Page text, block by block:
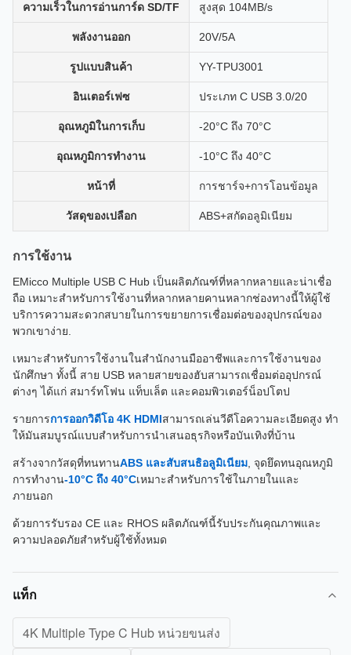
ความเร็วในการอ่านการ์ด SD/TF สูงสุด 104MB/s
พลังงานออก 20V/5A
รูปแบบสินค้า YY-TPU3001
อินเตอร์เฟซ ประเภท C USB 3.0/20
อุณหภูมิในการเก็บ -20°C ถึง 70°C
อุณหภูมิการทํางาน -10°C ถึง 40°C
หน้าที่ การชาร์จ+การโอนข้อมูล
วัสดุของเปลือก ABS+สกัดอลูมิเนียม
การใช้งาน
EMicco Multiple USB C Hub เป็นผลิตภัณฑ์ที่หลากหลายและน่าเชื่อ
ถือ เหมาะสําหรับการใช้งานที่หลากหลายคานหลากช่องทางนี้ให้ผู้ใช้
บริการความสะดวกสบายในการขยายการเชื่อมต่อของอุปกรณ์ของ
พวกเขาง่าย.
เหมาะสําหรับการใช้งานในสํานักงานมืออาชีพและการใช้งานของ
นักศึกษา ทั้งนี้ สาย USB หลายสายของฮับสามารถเชื่อมต่ออุปกรณ์
ต่างๆ ได้แก่ สมาร์ทโฟน แท็บเล็ต และคอมพิวเตอร์น็อปโตป
รายการการออกวิดีโอ 4K HDMIสามารถเล่นวีดีโอความละเอียดสูง ทํา
ให้มันสมบูรณ์แบบสําหรับการนําเสนอธุรกิจหรือบันเทิงที่บ้าน
สร้างจากวัสดุที่ทนทานABS และสับสนธิอลูมิเนียม , จุดยึดทนอุณหภูมิ
การทํางาน-10°C ถึง 40°Cเหมาะสําหรับการใช้ในภายในและ
ภายนอก
ด้วยการรับรอง CE และ RHOS ผลิตภัณฑ์นี้รับประกันคุณภาพและ
ความปลอดภัยสําหรับผู้ใช้ทั้งหมด
แท็ก
4K Multiple Type C Hub หน่วยขนส่ง